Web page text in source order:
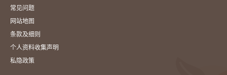
常见问题
网站地图
条款及细则
个人资料收集声明
私隐政策